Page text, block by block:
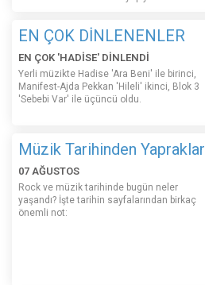
EN ÇOK DİNLENENLER
EN ÇOK 'HADİSE' DİNLENDİ
Yerli müzikte Hadise 'Ara Beni' ile birinci,
Manifest-Ajda Pekkan 'Hileli' ikinci, Blok 3
'Sebebi Var' ile üçüncü oldu.
Müzik Tarihinden Yapraklar
07 AĞUSTOS
Rock ve müzik tarihinde bugün neler
yaşandı? İşte tarihin sayfalarından birkaç
önemli not: